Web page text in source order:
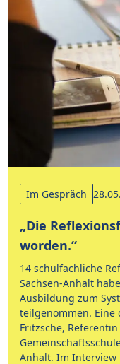
Im Gespräch
„Die
worden.“
14 schulfachliche
Sachsen-Anhalt
Ausbildung zum
teilgenommen. Eine
Fritzsche,
Anhalt. Im